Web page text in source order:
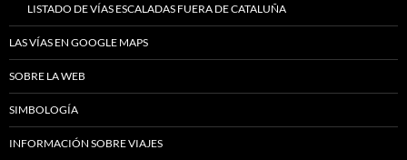
LISTADO DE VÍAS ESCALADAS FUERA DE CATALUÑA
LAS VÍAS EN GOOGLE MAPS
SOBRE LA WEB
SIMBOLOGÍA
INFORMACIÓN SOBRE VIAJES